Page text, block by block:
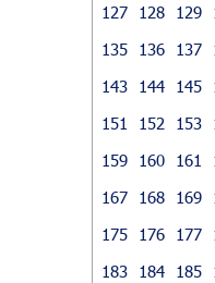
127
128 129
135
136 137
143
144 145
151
152 153
159
160 161
167
168 169
175
176 177
183
184 185